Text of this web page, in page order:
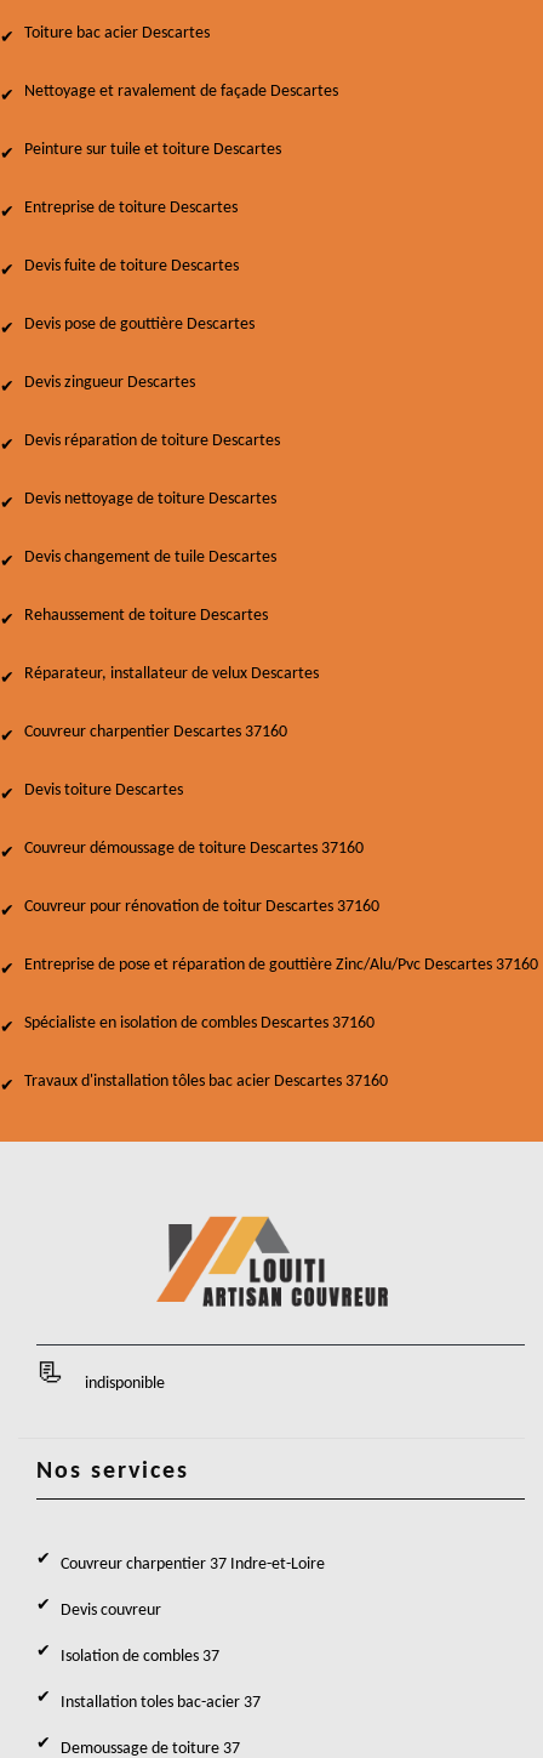
Toiture bac acier Descartes
Nettoyage et ravalement de façade Descartes
Peinture sur tuile et toiture Descartes
Entreprise de toiture Descartes
Devis fuite de toiture Descartes
Devis pose de gouttière Descartes
Devis zingueur Descartes
Devis réparation de toiture Descartes
Devis nettoyage de toiture Descartes
Devis changement de tuile Descartes
Rehaussement de toiture Descartes
Réparateur, installateur de velux Descartes
Couvreur charpentier Descartes 37160
Devis toiture Descartes
Couvreur démoussage de toiture Descartes 37160
Couvreur pour rénovation de toitur Descartes 37160
Entreprise de pose et réparation de gouttière Zinc/Alu/Pvc Descartes 37160
Spécialiste en isolation de combles Descartes 37160
Travaux d'installation tôles bac acier Descartes 37160
indisponible
Nos services
Couvreur charpentier 37 Indre-et-Loire
Devis couvreur
Isolation de combles 37
Installation toles bac-acier 37
Demoussage de toiture 37